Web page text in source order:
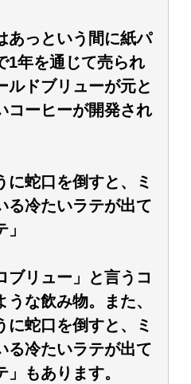
あっという間に紙パ
1年を通じて売られ
ルドブリューが元と
コーヒーが開発され
に蛇口を倒すと、ミ
る冷たいラテが出て
ブリュー」と言うコ
な飲み物。また、
に蛇口を倒すと、ミ
る冷たいラテが出て
」もあります。